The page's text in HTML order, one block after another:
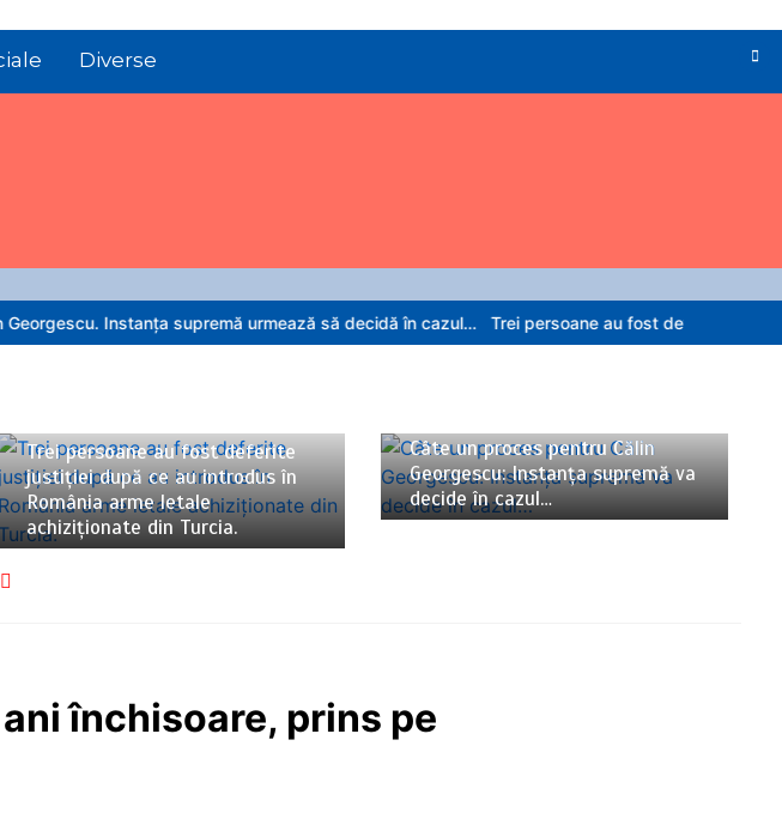
Diverse
supremă urmează să decidă în cazul… Trei persoane au fost deferite justiției după ce au
Trei persoane au fost deferite
justiției după ce au introdus în
România arme letale
achiziționate din Turcia.
Câte un proces pentru Călin
Georgescu: Instanța supremă va
decide în cazul…
închisoare, prins pe